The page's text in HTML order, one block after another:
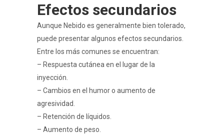
Efectos secundarios
Aunque Nebido es generalmente bien tolerado,
puede presentar algunos efectos secundarios.
Entre los más comunes se encuentran:
– Respuesta cutánea en el lugar de la
inyección.
– Cambios en el humor o aumento de
agresividad.
– Retención de líquidos.
– Aumento de peso.